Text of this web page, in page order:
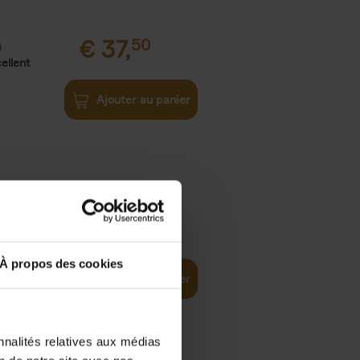
À propos des cookies
relatives aux médias
€ 37,50
Ajouter au panier
world 29,99
Ajouter au panier